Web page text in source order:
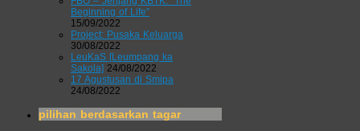
Beginning of Life”
15/09/2022
Project: Pusaka Keluarga
30/08/2022
LeuKaS [Leumpang ka
Sakola] 24/08/2022
17 Agustusan di Smipa
24/08/2022
pilihan berdasarkan tagar